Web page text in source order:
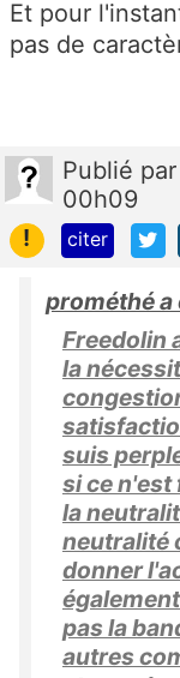
Et pour
pas de
Publié par
00h09
!
citer
prométhé a
Freedolin
la
suis
si ce
la
neutralité
donner
pas la
autres